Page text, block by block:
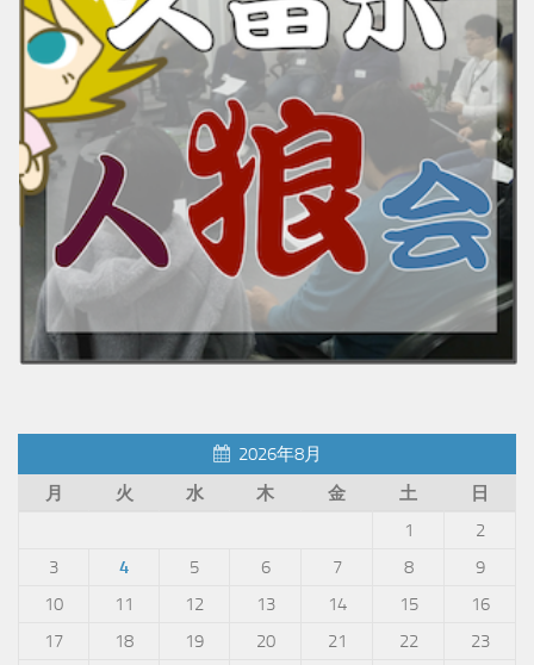
2026年8月
月
火 水 木 金 土 日
1
2
3
4 5 6 7 8
9
10
11 12 13 14 15
16
17
18 19 20 21 22
23